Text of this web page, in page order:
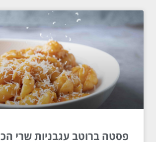
פסטה ברוטב עגבניות שרי